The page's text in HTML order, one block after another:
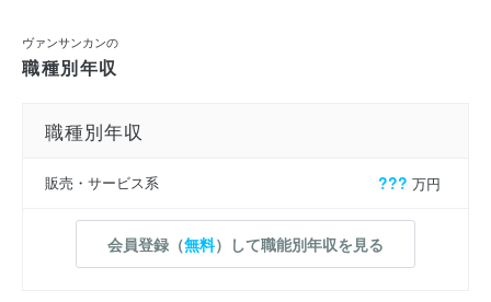
ヴァンサンカンの
職種別年収
職種別年収
販売・サービス系 ??? 万円
会員登録（無料）して職能別年収を見る